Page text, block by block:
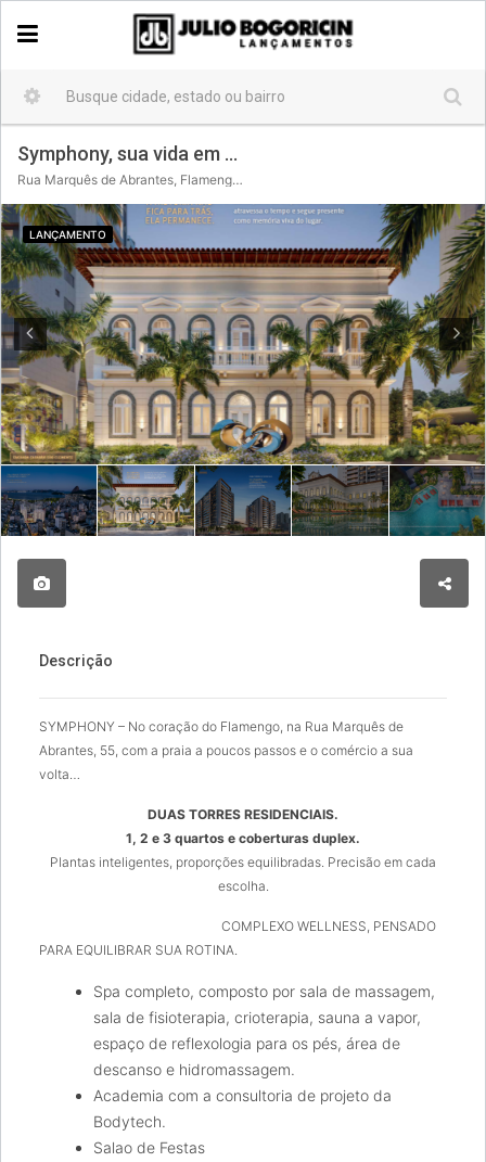
Symphony, sua vida em harmonia no Flamengo.
Rua Marquês de Abrantes, Flamengo, Rio de Janeiro, Região Sudeste, 22230-061, Brasil
LANÇAMENTO
Descrição
SYMPHONY – No coração do Flamengo, na Rua Marquês de
Abrantes, 55, com a praia a poucos passos e o comércio a sua
volta…
DUAS TORRES RESIDENCIAIS.
1, 2 e 3 quartos e coberturas duplex.
Plantas inteligentes, proporções equilibradas. Precisão em cada
escolha.
COMPLEXO WELLNESS, PENSADO
PARA EQUILIBRAR SUA ROTINA.
Spa completo, composto por sala de massagem,
sala de fisioterapia, crioterapia, sauna a vapor,
espaço de reflexologia para os pés, área de
descanso e hidromassagem.
Academia com a consultoria de projeto da
Bodytech.
Salao de Festas